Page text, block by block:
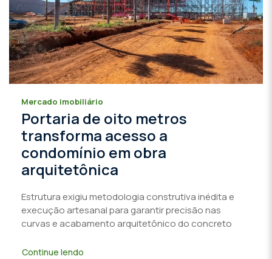
Mercado imobiliário
Portaria de oito metros
transforma acesso a
condomínio em obra
arquitetônica
Estrutura exigiu metodologia construtiva inédita e
execução artesanal para garantir precisão nas
curvas e acabamento arquitetônico do concreto
Continue lendo